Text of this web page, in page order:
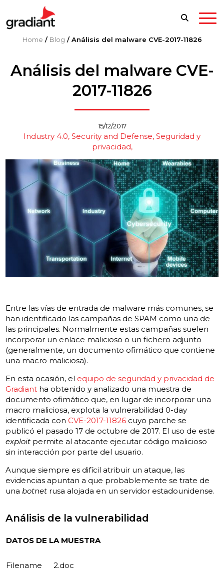
Home / Blog /Análisis del malware CVE-2017-11826
Análisis del malware CVE-
2017-11826
15/12/2017
Industry 4.0 Security and Defense Seguridad y
privacidad
Entre las vías de entrada de malware más comunes, se
han identificado las campañas de SPAM como una de
las principales. Normalmente estas campañas suelen
incorporar un enlace malicioso o un fichero adjunto
(generalmente, un documento ofimático que contiene
una macro maliciosa).
En esta ocasión, el equipo de seguridad y privacidad de
Gradiant ha obtenido y analizado una muestra de
documento ofimático que, en lugar de incorporar una
macro maliciosa, explota la vulnerabilidad 0-day
identificada con CVE-2017-11826 cuyo parche se
publicó el pasado 17 de octubre de 2017. El uso de este
exploit permite al atacante ejecutar código malicioso
sin interacción por parte del usuario.
Aunque siempre es difícil atribuir un ataque, las
evidencias apuntan a que probablemente se trate de
unabotnet rusa alojada en un servidor estadounidense.
Análisis de la vulnerabilidad
DATOS DE LA MUESTRA
Filename 2.doc